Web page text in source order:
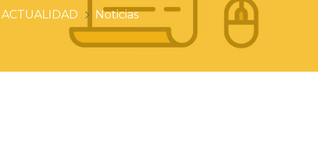
ACTUALIDAD Noticias